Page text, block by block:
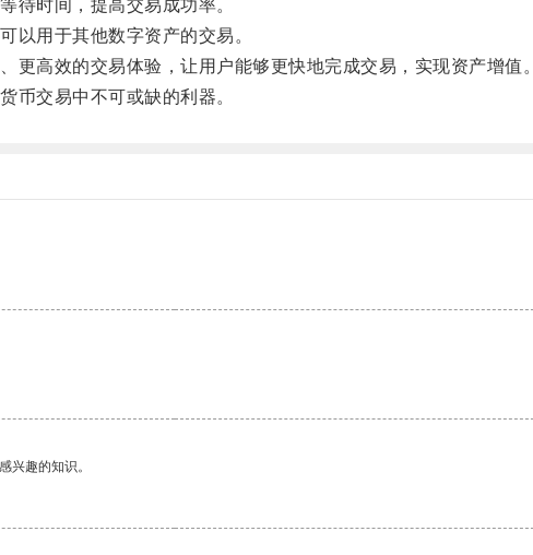
时间，提高交易成功率。
用于其他数字资产的交易。
高效的交易体验，让用户能够更快地完成交易，实现资产增值。
交易中不可或缺的利器。
兴趣的知识。